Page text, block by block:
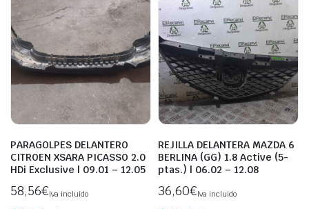
PARAGOLPES DELANTERO
CITROEN XSARA PICASSO 2.0
HDi Exclusive | 09.01 – 12.05
58,56€Iva incluido
REJILLA DELANTERA MAZDA 6
BERLINA (GG) 1.8 Active (5-
ptas.) | 06.02 – 12.08
36,60€Iva incluido